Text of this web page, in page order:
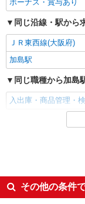
ボーナス・賞与あり
同じ沿線・駅から
ＪＲ東西線(大阪府)
加島駅
同じ職種から加島
入出庫・商品管理・
同じ雇用形態から
即日勤務OK
職場見学OKまたは説
その他の条件